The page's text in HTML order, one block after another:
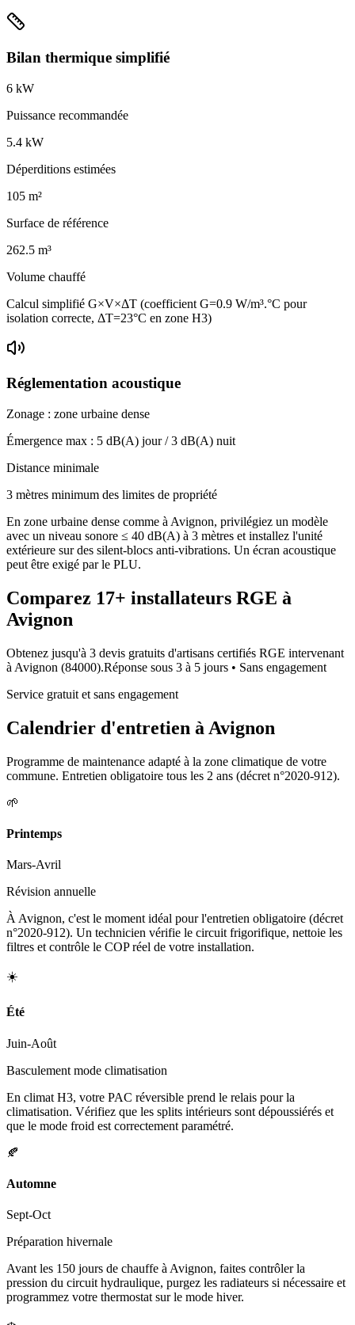
Bilan thermique simplifié
6 kW
Puissance recommandée
5.4 kW
Déperditions estimées
105 m²
Surface de référence
262.5 m³
Volume chauffé
Calcul simplifié G×V×ΔT (coefficient G=0.9 W/m³.°C pour
isolation correcte, ΔT=23°C en zone H3)
Réglementation acoustique
Zonage : zone urbaine dense
Émergence max : 5 dB(A) jour /3 dB(A) nuit
Distance minimale
3 mètres minimum des limites de propriété
En zone urbaine dense comme à Avignon, privilégiez un modèle
avec un niveau sonore ≤ 40 dB(A) à 3 mètres et installez l'unité
extérieure sur des silent-blocs anti-vibrations. Un écran acoustique
peut être exigé par le PLU.
Comparez 17+ installateurs RGE à
Avignon
Obtenez jusqu'à 3 devis gratuits d'artisans certifiés RGE intervenant
à Avignon (84000).Réponse sous 3 à 5 jours • Sans engagement
Service gratuit et sans engagement
Calendrier d'entretien à Avignon
Programme de maintenance adapté à la zone climatique de votre
commune. Entretien obligatoire tous les 2 ans (décret n°2020-912).
🌱
Printemps
Mars-Avril
Révision annuelle
À Avignon, c'est le moment idéal pour l'entretien obligatoire (décret
n°2020-912). Un technicien vérifie le circuit frigorifique, nettoie les
filtres et contrôle le COP réel de votre installation.
☀️
Été
Juin-Août
Basculement mode climatisation
En climat H3, votre PAC réversible prend le relais pour la
climatisation. Vérifiez que les splits intérieurs sont dépoussiérés et
que le mode froid est correctement paramétré.
🍂
Automne
Sept-Oct
Préparation hivernale
Avant les 150 jours de chauffe à Avignon, faites contrôler la
pression du circuit hydraulique, purgez les radiateurs si nécessaire et
programmez votre thermostat sur le mode hiver.